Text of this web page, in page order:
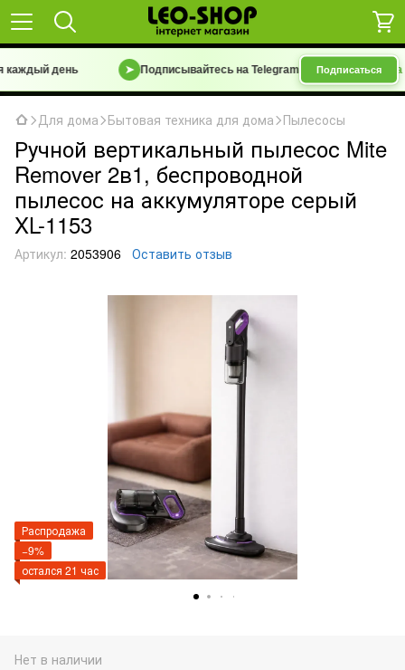
день ➤ Подписывайтесь на Telegram-канал«Барахолка 7
Подписаться
Для дома Бытовая техника для дома Пылесосы
Ручной вертикальный пылесос Mite
Remover 2в1, беспроводной
пылесос на аккумуляторе серый
XL-1153
Артикул: 2053906 Оставить отзыв
Распродажа
−9%
остался 21 час
Нет в наличии